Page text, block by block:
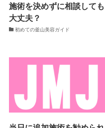
施術を決めずに相談しても
大丈夫？
初めての釜山美容ガイド